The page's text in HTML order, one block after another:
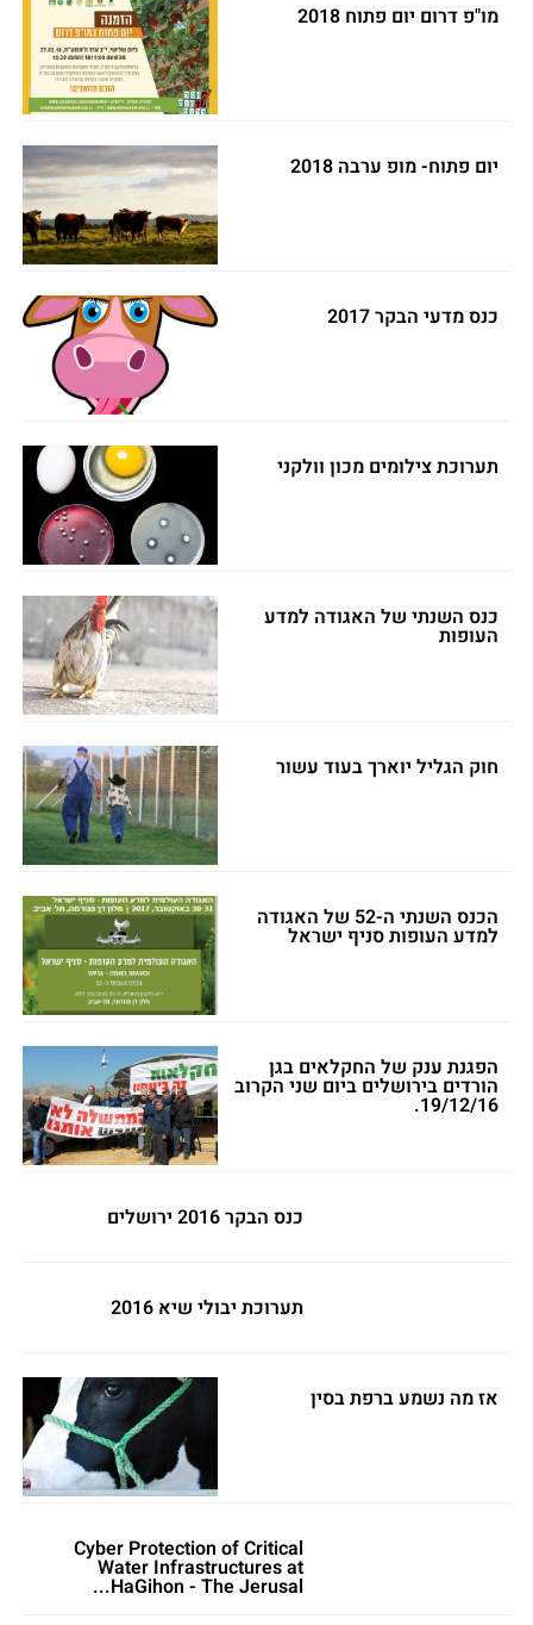
מו"פ דרום יום פתוח 2018
יום פתוח- מופ ערבה 2018
כנס מדעי הבקר 2017
תערוכת צילומים מכון וולקני
כנס השנתי של האגודה למדע
העופות
חוק הגליל יוארך בעוד עשור
הכנס השנתי ה-52 של האגודה
למדע העופות סניף ישראל
הפגנת ענק של החקלאים בגן
הורדים בירושלים ביום שני הקרוב
19/12/16.
כנס הבקר 2016 ירושלים
תערוכת יבולי שיא 2016
אז מה נשמע ברפת בסין
Cyber Protection of Critical
Water Infrastructures at
HaGihon - The Jerusal...